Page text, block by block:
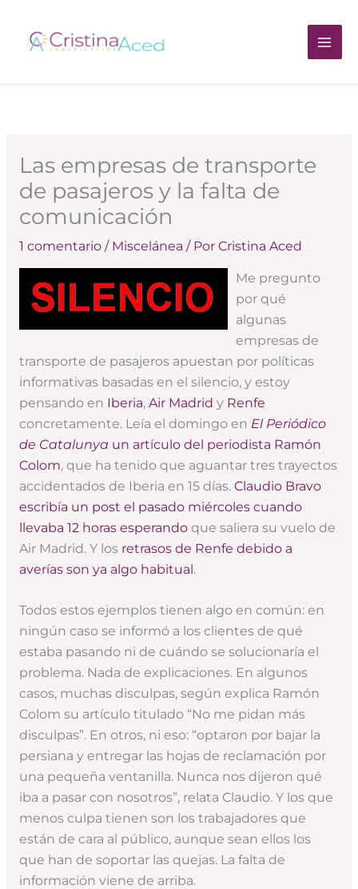
contenido
Las empresas de transporte
de pasajeros y la falta de
comunicación
1 comentario / Miscelánea / Por Cristina Aced
Me pregunto
por qué
algunas
empresas de
transporte de pasajeros apuestan por políticas
informativas basadas en el silencio, y estoy
pensando en Iberia, Air Madrid y Renfe
concretamente. Leía el domingo en El Periódico
de Catalunya un artículo del periodista Ramón
Colom, que ha tenido que aguantar tres trayectos
accidentados de Iberia en 15 días. Claudio Bravo
escribía un post el pasado miércoles cuando
llevaba 12 horas esperandoque saliera su vuelo de
Air Madrid. Y los retrasos de Renfe debido a
averías son ya algo habitual.
Todos estos ejemplos tienen algo en común: en
ningún caso se informó a los clientes de qué
estaba pasando ni de cuándo se solucionaría el
problema. Nada de explicaciones. En algunos
casos, muchas disculpas, según explica Ramón
Colom su artículo titulado “No me pidan más
disculpas”. En otros, ni eso: “optaron por bajar la
persiana y entregar las hojas de reclamación por
una pequeña ventanilla. Nunca nos dijeron qué
iba a pasar con nosotros”, relata Claudio. Y los que
menos culpa tienen son los trabajadores que
están de cara al público, aunque sean ellos los
que han de soportar las quejas. La falta de
información viene de arriba.